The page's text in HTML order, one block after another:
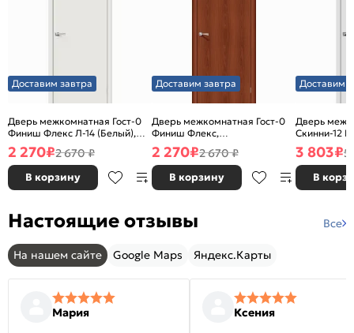
Доставим завтра
Дверь межкомнатная Гост-0
Финиш Флекс Л-14 (Белый),
глухая, каркасно-щитовая
2 270₽2 670 ₽
В корзину
Доставим завтра
Дверь межкомнатная Гост-0
Финиш Флекс,
Ламинированные Л-11
(ИталОрех), глухая, каркасно-
щитовая
2 270₽2 670 ₽
В корзину
Доставим
Дверь
Скинни-12
глухая,
3 803₽5
В
Настоящие отзывы Все
На нашем сайте Google Maps Яндекс.Карты
Мария Ксения